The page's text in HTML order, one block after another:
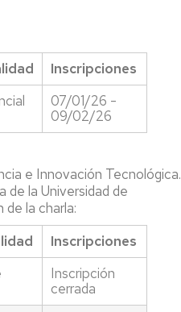
Inscripciones
07/01/26 -
09/02/26
e Innovación Tecnológica.
de la Universidad de
de la charla:
Inscripciones
Inscripción
cerrada